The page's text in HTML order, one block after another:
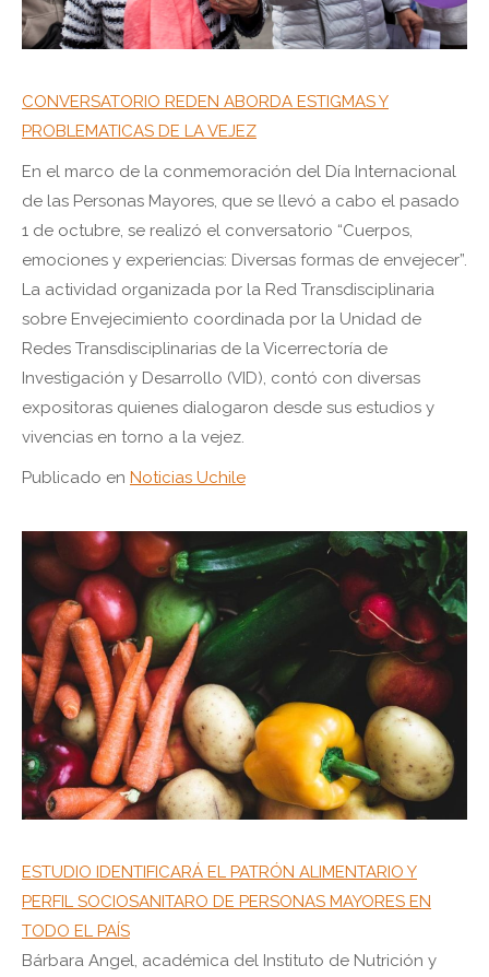
CONVERSATORIO REDEN ABORDA ESTIGMAS Y
PROBLEMATICAS DE LA VEJEZ
En el marco de la conmemoración del Día Internacional
de las Personas Mayores, que se llevó a cabo el pasado
1 de octubre, se realizó el conversatorio “Cuerpos,
emociones y experiencias: Diversas formas de envejecer”.
La actividad organizada por la Red Transdisciplinaria
sobre Envejecimiento coordinada por la Unidad de
Redes Transdisciplinarias de la Vicerrectoría de
Investigación y Desarrollo (VID), contó con diversas
expositoras quienes dialogaron desde sus estudios y
vivencias en torno a la vejez.
Publicado en Noticias Uchile
ESTUDIO IDENTIFICARÁ EL PATRÓN ALIMENTARIO Y
PERFIL SOCIOSANITARO DE PERSONAS MAYORES EN
TODO EL PAÍS
Bárbara Angel, académica del Instituto de Nutrición y